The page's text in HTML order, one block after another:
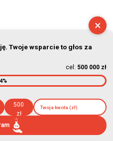
×
Twoje wsparcie to głos za
cel: 500 000 zł
500
zł